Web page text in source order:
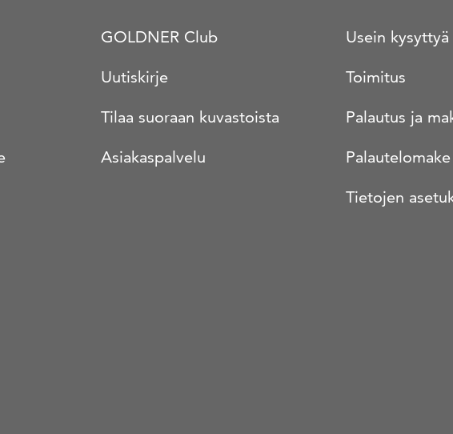
GOLDNER Club
Uutiskirje
Tilaa suoraan kuvastoista
Asiakaspalvelu
Usein kysyttyä
Toimitus
Palautus ja
Palautelomake
Tietojen